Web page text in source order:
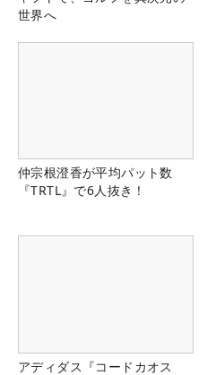
世界へ
仲宗根澄香が平均パット数
『TRTL』で6人抜き！
アディダス『コードカオス